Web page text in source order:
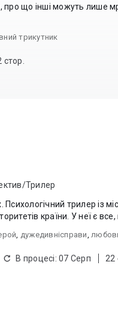
про що інші можуть лише
трикутник
стор.
Трилер
трилер із містикою. Ліза —
країни. У неї є
, дужедивнісправи,
В процесі: 07 Серп 22